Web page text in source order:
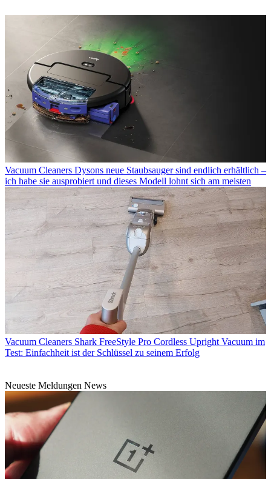
Vacuum Cleaners Dysons neue Staubsauger sind endlich erhältlich –
ich habe sie ausprobiert und dieses Modell lohnt sich am meisten
Vacuum Cleaners Shark FreeStyle Pro Cordless Upright Vacuum im
Test: Einfachheit ist der Schlüssel zu seinem Erfolg
Neueste Meldungen News